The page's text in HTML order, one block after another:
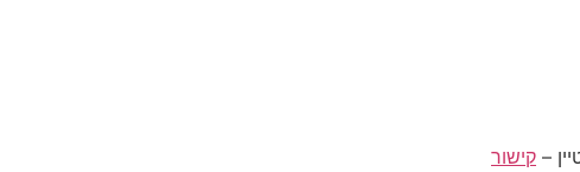
– קישור